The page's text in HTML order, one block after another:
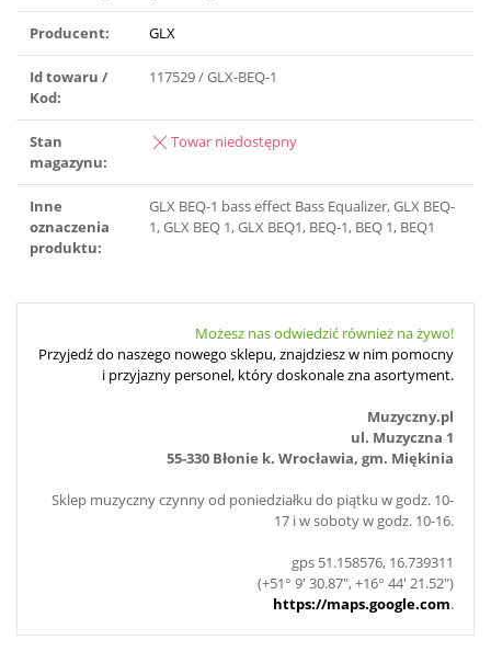
Producent: GLX
Id towaru /
Kod:
117529 / GLX-BEQ-1
Stan
magazynu:
Towar niedostępny
Inne
oznaczenia
produktu:
GLX BEQ-1 bass effect Bass Equalizer, GLX BEQ-
1, GLX BEQ 1, GLX BEQ1, BEQ-1, BEQ 1, BEQ1
Możesz nas odwiedzić również na żywo!
Przyjedź do naszego nowego sklepu, znajdziesz w nim pomocny
i przyjazny personel, który doskonale zna asortyment.
Muzyczny.pl
ul. Muzyczna 1
55-330 Błonie k. Wrocławia, gm. Miękinia
Sklep muzyczny czynny od poniedziałku do piątku w godz. 10-
17 i w soboty w godz. 10-16.
gps 51.158576, 16.739311
(+51° 9' 30.87", +16° 44' 21.52")
https://maps.google.com.